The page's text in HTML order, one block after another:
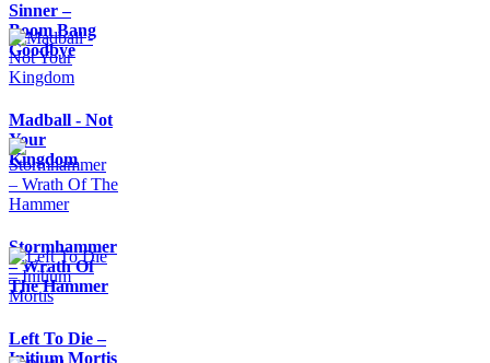
Sinner –
Boom Bang
Goodbye
Madball - Not
Your
Kingdom
Stormhammer
– Wrath Of
The Hammer
Left To Die –
Initium Mortis